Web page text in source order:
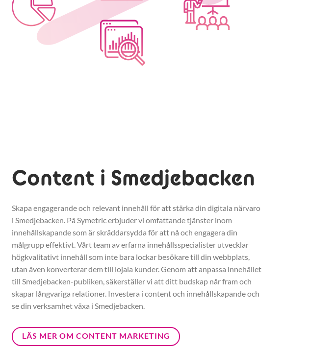
Content i Smedjebacken
Skapa engagerande och relevant innehåll för att stärka din digitala närvaro
i Smedjebacken. På Symetric erbjuder vi omfattande tjänster inom
innehållskapande som är skräddarsydda för att nå och engagera din
målgrupp effektivt. Vårt team av erfarna innehållsspecialister utvecklar
högkvalitativt innehåll som inte bara lockar besökare till din webbplats,
utan även konverterar dem till lojala kunder. Genom att anpassa innehållet
till Smedjebacken-publiken, säkerställer vi att ditt budskap når fram och
skapar långvariga relationer. Investera i content och innehållskapande och
se din verksamhet växa i Smedjebacken.
LÄS MER OM CONTENT MARKETING